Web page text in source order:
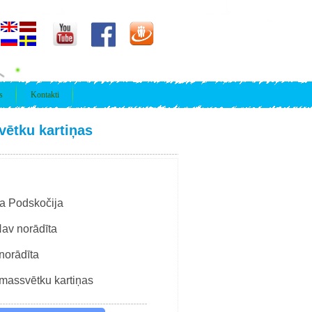
Kontakti
kartiņas
Podskočija
norādīta
kartiņas